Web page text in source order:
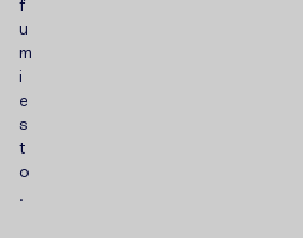
f
u
m
i
e
s
t
o
.